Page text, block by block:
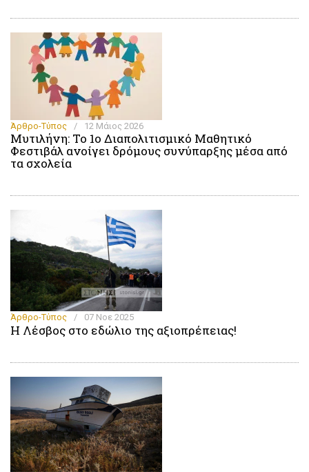
Άρθρο-Τύπος / 12 Μάιος 2026
Μυτιλήνη: Το 1ο Διαπολιτισμικό Μαθητικό
Φεστιβάλ ανοίγει δρόμους συνύπαρξης μέσα από
τα σχολεία
Άρθρο-Τύπος / 07 Νοε 2025
Η Λέσβος στο εδώλιο της αξιοπρέπειας!